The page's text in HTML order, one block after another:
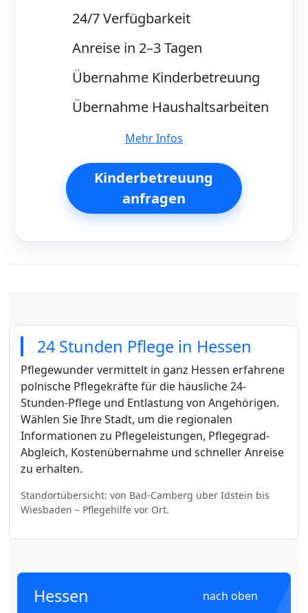
24/7 Verfügbarkeit
Anreise in 2–3 Tagen
Übernahme Kinderbetreuung
Übernahme Haushaltsarbeiten
Mehr Infos
Kinderbetreuung
anfragen
24 Stunden Pflege in Hessen
Pflegewunder vermittelt in ganz Hessen erfahrene
polnische Pflegekräfte für die häusliche 24-
Stunden-Pflege und Entlastung von Angehörigen.
Wählen Sie Ihre Stadt, um die regionalen
Informationen zu Pflegeleistungen, Pflegegrad-
Abgleich, Kostenübernahme und schneller Anreise
zu erhalten.
Standortübersicht: von Bad-Camberg über Idstein bis
Wiesbaden – Pflegehilfe vor Ort.
Hessen nach oben